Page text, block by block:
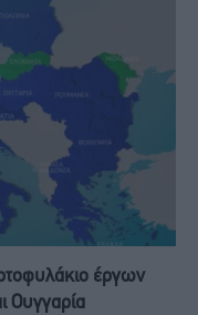
έργων
Ουγγαρία